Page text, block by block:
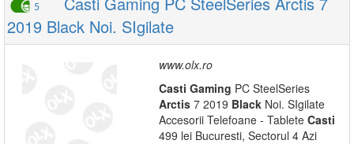
5
2019 Black Noi. SIgilate
www.olx.ro
Casti Gaming PC SteelSeries
Arctis 7 2019 Black Noi. SIgilate
Accesorii Telefoane - Tablete Casti
499 lei Bucuresti, Sectorul 4 Azi